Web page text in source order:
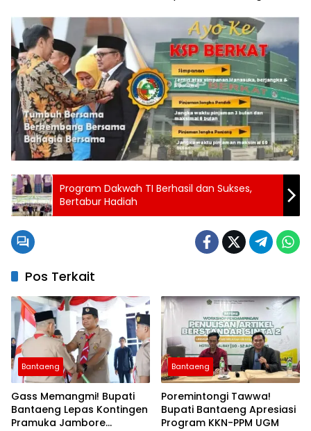
Program Dakwah TI Berhasil dan Sukses,
Bertabur Hadiah
Pos Terkait
Bantaeng
Gass Memangmi! Bupati
Bantaeng Lepas Kontingen
Pramuka Jambore
Bantaeng
Poremintongi Tawwa!
Bupati Bantaeng Apresiasi
Program KKN-PPM UGM